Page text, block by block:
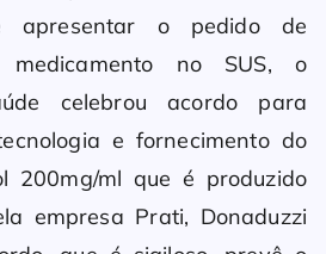
apresentar o pedido de
medicamento no SUS, o
celebrou acordo para
e fornecimento do
200mg/ml que é produzido
empresa Prati, Donaduzzi